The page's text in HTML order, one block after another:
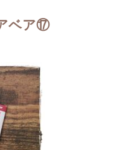
ベア⑰